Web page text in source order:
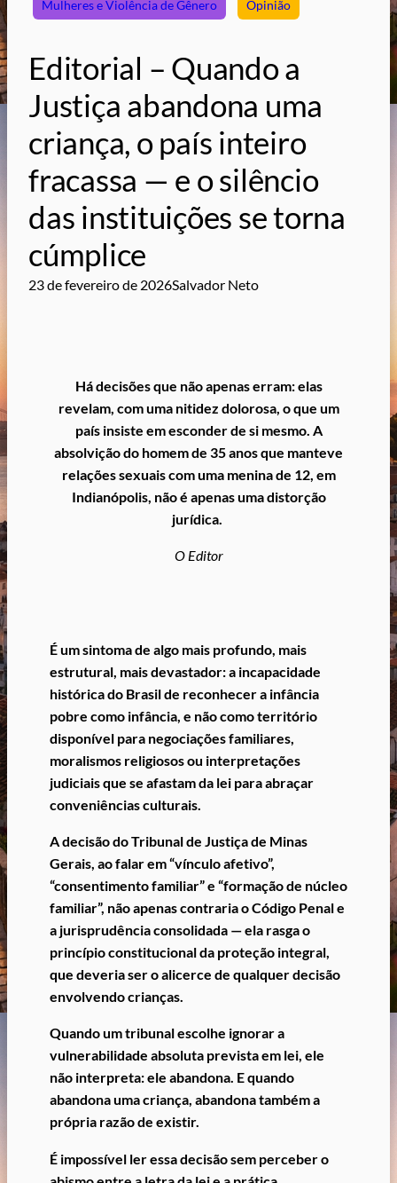
Mulheres e Violência de Gênero Opinião
Editorial – Quando a
Justiça abandona uma
criança, o país inteiro
fracassa — e o silêncio
das instituições se torna
cúmplice
23 de fevereiro de 2026Salvador Neto
Há decisões que não apenas erram: elas
revelam, com uma nitidez dolorosa, o que um
país insiste em esconder de si mesmo. A
absolvição do homem de 35 anos que manteve
relações sexuais com uma menina de 12, em
Indianópolis, não é apenas uma distorção
jurídica.
O Editor
É um sintoma de algo mais profundo, mais
estrutural, mais devastador: a incapacidade
histórica do Brasil de reconhecer a infância
pobre como infância, e não como território
disponível para negociações familiares,
moralismos religiosos ou interpretações
judiciais que se afastam da lei para abraçar
conveniências culturais.
A decisão do Tribunal de Justiça de Minas
Gerais, ao falar em “vínculo afetivo”,
“consentimento familiar” e “formação de núcleo
familiar”, não apenas contraria o Código Penal e
a jurisprudência consolidada — ela rasga o
princípio constitucional da proteção integral,
que deveria ser o alicerce de qualquer decisão
envolvendo crianças.
Quando um tribunal escolhe ignorar a
vulnerabilidade absoluta prevista em lei, ele
não interpreta: ele abandona. E quando
abandona uma criança, abandona também a
própria razão de existir.
É impossível ler essa decisão sem perceber o